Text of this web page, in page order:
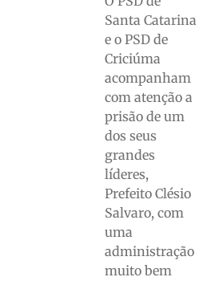
Santa Catarina
e o PSD de
Criciúma
acompanham
com atenção a
prisão de um
dos seus
grandes
líderes,
Prefeito Clésio
Salvaro, com
uma
administração
muito bem